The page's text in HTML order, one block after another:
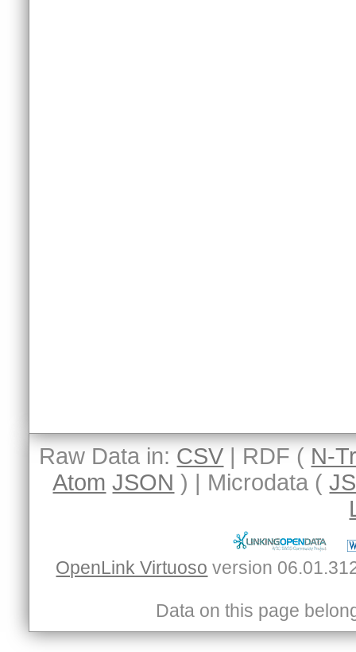
Raw Data in: CSV | RDF ( N-
Atom JSON ) | Microdata (
OpenLink Virtuoso
Data on this page